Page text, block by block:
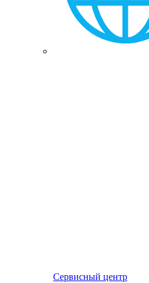
Сервисный центр